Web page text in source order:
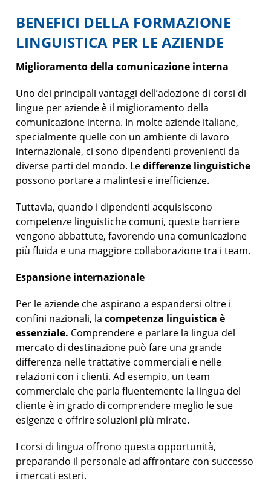
BENEFICI DELLA FORMAZIONE
LINGUISTICA PER LE AZIENDE
Miglioramento della comunicazione interna
Uno dei principali vantaggi dell’adozione di corsi di
lingue per aziende è il miglioramento della
comunicazione interna. In molte aziende italiane,
specialmente quelle con un ambiente di lavoro
internazionale, ci sono dipendenti provenienti da
diverse parti del mondo. Ledifferenze linguistiche
possono portare a malintesi e inefficienze.
Tuttavia, quando i dipendenti acquisiscono
competenze linguistiche comuni, queste barriere
vengono abbattute, favorendo una comunicazione
più fluida e una maggiore collaborazione tra i team.
Espansione internazionale
Per le aziende che aspirano a espandersi oltre i
confini nazionali, lacompetenza linguistica è
essenziale. Comprendere e parlare la lingua del
mercato di destinazione può fare una grande
differenza nelle trattative commerciali e nelle
relazioni con i clienti. Ad esempio, un team
commerciale che parla fluentemente la lingua del
cliente è in grado di comprendere meglio le sue
esigenze e offrire soluzioni più mirate.
I corsi di lingua offrono questa opportunità,
preparando il personale ad affrontare con successo
i mercati esteri.